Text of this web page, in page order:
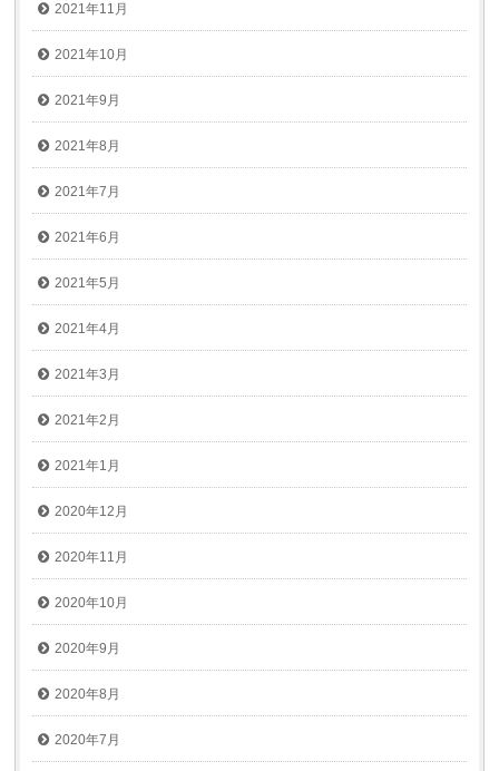
2021年11月
2021年10月
2021年9月
2021年8月
2021年7月
2021年6月
2021年5月
2021年4月
2021年3月
2021年2月
2021年1月
2020年12月
2020年11月
2020年10月
2020年9月
2020年8月
2020年7月